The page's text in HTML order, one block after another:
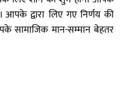
आपके द्वारा लिए गए निर्णय की
सामाजिक मान-सम्मान बेहतर